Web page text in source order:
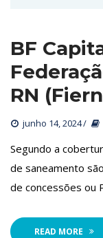
BF
RN
junho 14, 2024
Segundo a
de saneamento
de concessões ou
READ MORE